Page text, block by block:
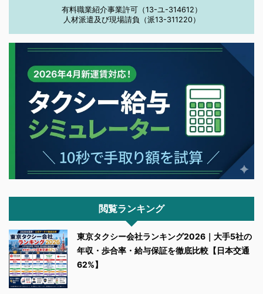
有料職業紹介事業許可（13-ユ-314612）
人材派遣及び現場請負（派13-311220）
閲覧ランキング
東京タクシー会社ランキング2026｜大手5社の
年収・歩合率・給与保証を徹底比較【日本交通
62%】